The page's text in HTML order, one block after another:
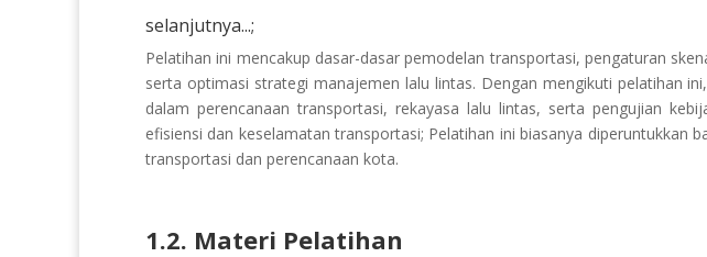
selanjutnya...;
Pelatihan ini mencakup dasar-dasar pemodelan transportasi, pengaturan
serta optimasi strategi manajemen lalu lintas. Dengan mengikuti pelatihan
dalam perencanaan transportasi, rekayasa lalu lintas, serta pengujian
efisiensi dan keselamatan transportasi; Pelatihan ini biasanya diperuntukkan
transportasi dan perencanaan kota.
1.2. Materi Pelatihan